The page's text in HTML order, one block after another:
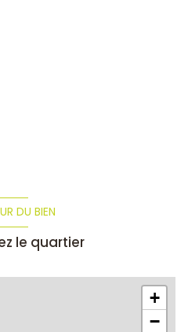
DU BIEN
le quartier
+
−